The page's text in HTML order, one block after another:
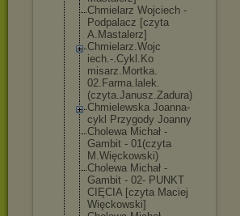
Chmielarz Wojciech -
Podpalacz [czyta
A.Mastalerz]
Chmielarz.Wojc
iech.-.Cykl.Ko
misarz.Mortka.
02.Farma.lalek.
(czyta.Janusz.Zadura)
Chmielewska Joanna-
cykl Przygody Joanny
Cholewa Michał -
Gambit - 01(czyta
M.Więckowski)
Cholewa Michał -
Gambit - 02- PUNKT
CIĘCIA [czyta Maciej
Więckowski]